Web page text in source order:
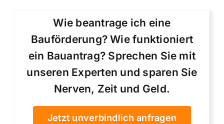
Wie beantrage ich eine
Bauförderung? Wie funktioniert
ein Bauantrag? Sprechen Sie mit
unseren Experten und sparen Sie
Nerven, Zeit und Geld.
Jetzt unverbindlich anfragen